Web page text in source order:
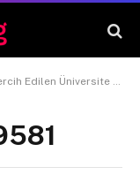
Üniversite Bölümleri Neler?